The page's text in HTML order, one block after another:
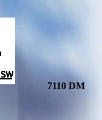
7110 DM